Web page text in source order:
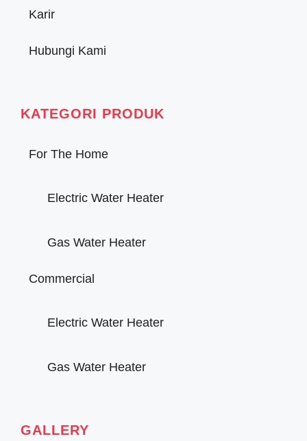
Karir
Hubungi Kami
KATEGORI PRODUK
For The Home
Electric Water Heater
Gas Water Heater
Commercial
Electric Water Heater
Gas Water Heater
GALLERY